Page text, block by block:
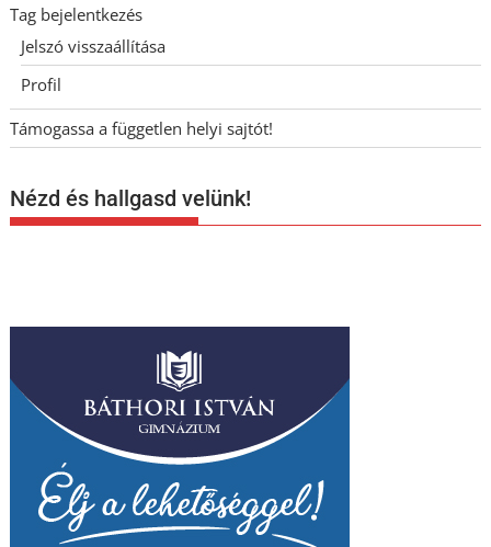
Tag bejelentkezés
Jelszó visszaállítása
Profil
Támogassa a független helyi sajtót!
Nézd és hallgasd velünk!